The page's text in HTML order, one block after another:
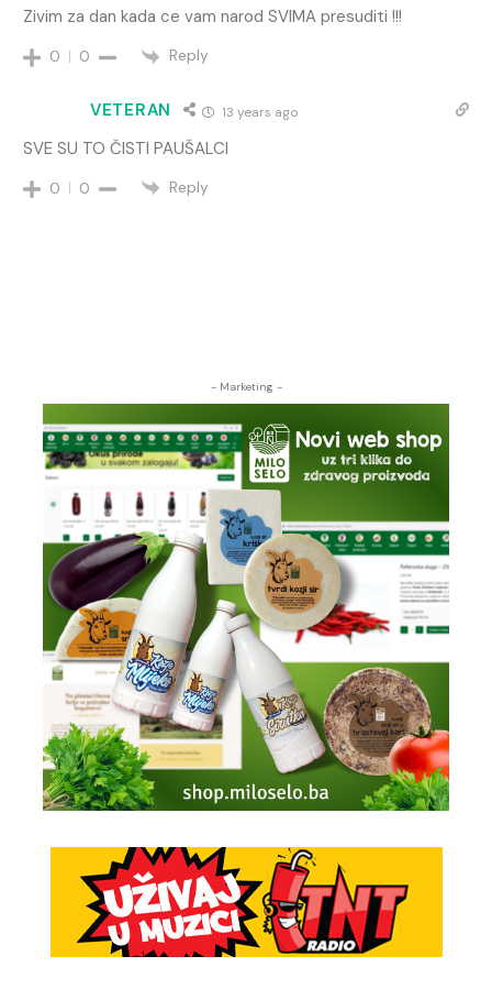
Zivim za dan kada ce vam narod SVIMA presuditi !!!
0 0 Reply
VETERAN 13 years ago
SVE SU TO ČISTI PAUŠALCI
0 0 Reply
- Marketing -